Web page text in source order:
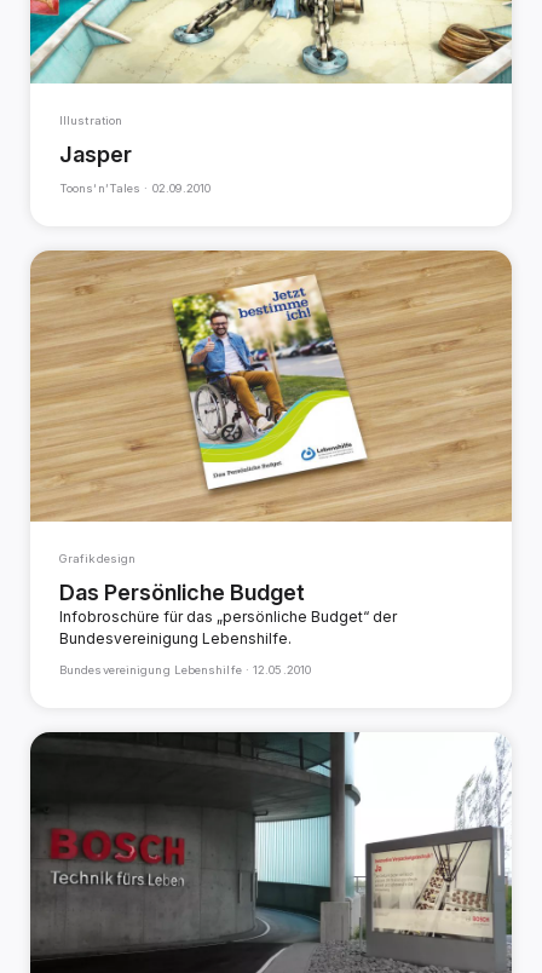
Illustration
Jasper
Toons‘n’Tales · 02.09.2010
Grafikdesign
Das Persönliche Budget
Infobroschüre für das „persönliche Budget“ der
Bundesvereinigung Lebenshilfe.
Bundesvereinigung Lebenshilfe ·12.05.2010